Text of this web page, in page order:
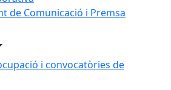
de Comunicació i Premsa
i convocatòries de